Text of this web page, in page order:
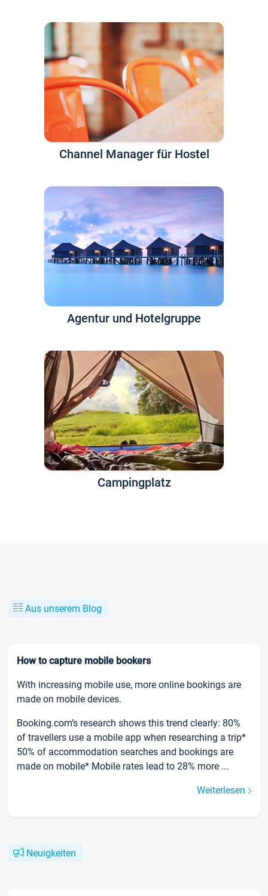
Channel Manager für Hostel
Agentur und Hotelgruppe
Campingplatz
Aus unserem Blog
How to capture mobile bookers
With increasing mobile use, more online bookings are
made on mobile devices.
Booking.com’s research shows this trend clearly: 80%
of travellers use a mobile app when researching a trip*
50% of accommodation searches and bookings are
made on mobile* Mobile rates lead to 28% more ...
Weiterlesen
Neuigkeiten